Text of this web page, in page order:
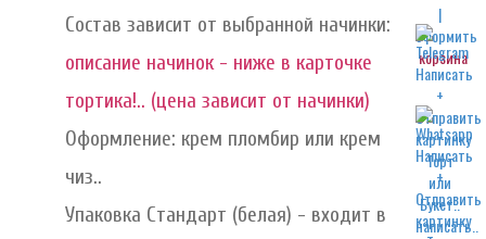
корзина
написать..
Состав зависит от выбранной начинки:
описание начинок - ниже в карточке
тортика!.. (цена зависит от начинки)
Оформление: крем пломбир или крем
чиз..
Упаковка Стандарт (белая) - входит в